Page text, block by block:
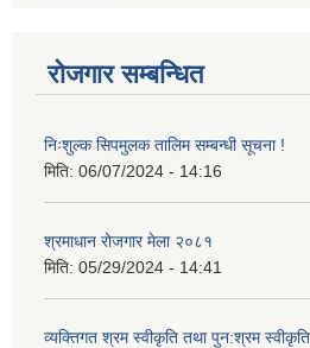
रोजगार सम्बन्धित
निःशुल्क सिपमुलक तालिम सम्बन्धी सूचना !
मिति: 06/07/2024 - 14:16
श्रमाधान रोजगार मेला २०८१
मिति: 05/29/2024 - 14:41
व्यक्तिगत श्रम स्वीकृति तथा पुन:श्रम